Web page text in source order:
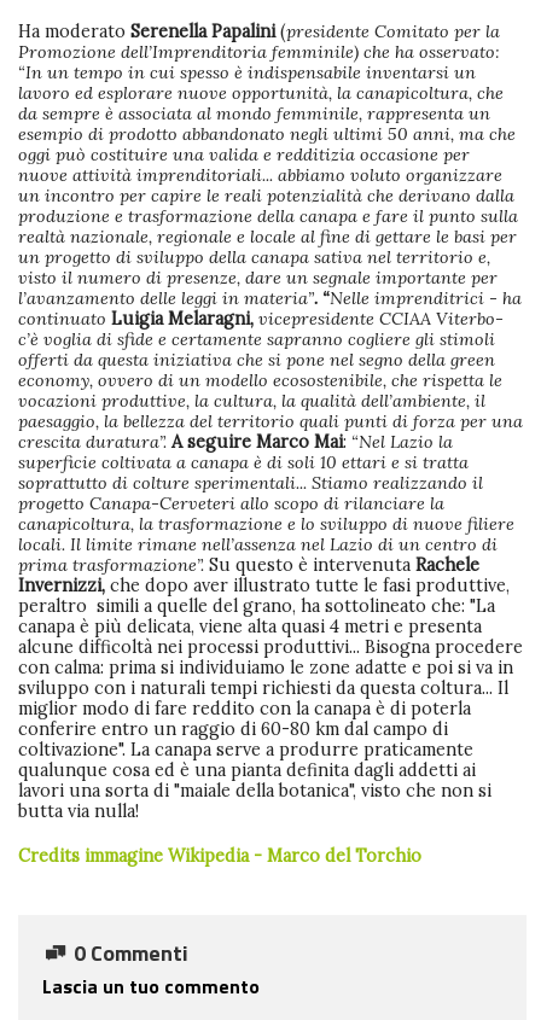
Ha moderato Serenella Papalini(presidente Comitato per la
Promozione dell’Imprenditoria femminile) che ha osservato:
“In un tempo in cui spesso è indispensabile inventarsi un
lavoro ed esplorare nuove opportunità, la canapicoltura, che
da sempre è associata al mondo femminile, rappresenta un
esempio di prodotto abbandonato negli ultimi 50 anni, ma che
oggi può costituire una valida e redditizia occasione per
nuove attività imprenditoriali... abbiamo voluto organizzare
un incontro per capire le reali potenzialità che derivano dalla
produzione e trasformazione della canapa e fare il punto sulla
realtà nazionale, regionale e locale al fine di gettare le basi per
un progetto di sviluppo della canapa sativa nel territorio e,
visto il numero di presenze, dare un segnale importante per
l’avanzamento delle leggi in materia”. “Nelle imprenditrici - ha
continuato Luigia Melaragni, vicepresidente CCIAA Viterbo-
c’è voglia di sfide e certamente sapranno cogliere gli stimoli
offerti da questa iniziativa che si pone nel segno della green
economy, ovvero di un modello ecosostenibile, che rispetta le
vocazioni produttive, la cultura, la qualità dell’ambiente, il
paesaggio, la bellezza del territorio quali punti di forza per una
crescita duratura”. A seguire Marco Mai: “Nel Lazio la
superficie coltivata a canapa è di soli 10 ettari e si tratta
soprattutto di colture sperimentali... Stiamo realizzando il
progetto Canapa-Cerveteri allo scopo di rilanciare la
canapicoltura, la trasformazione e lo sviluppo di nuove filiere
locali. Il limite rimane nell’assenza nel Lazio di un centro di
prima trasformazione”. Su questo è intervenuta Rachele
Invernizzi, che dopo aver illustrato tutte le fasi produttive,
peraltro simili a quelle del grano, ha sottolineato che: "La
canapa è più delicata, viene alta quasi 4 metri e presenta
alcune difficoltà nei processi produttivi... Bisogna procedere
con calma: prima si individuiamo le zone adatte e poi si va in
sviluppo con i naturali tempi richiesti da questa coltura... Il
miglior modo di fare reddito con la canapa è di poterla
conferire entro un raggio di 60-80 km dal campo di
coltivazione". La canapa serve a produrre praticamente
qualunque cosa ed è una pianta definita dagli addetti ai
lavori una sorta di "maiale della botanica", visto che non si
butta via nulla!
Credits immagine Wikipedia - Marco del Torchio
0 Commenti
Lascia un tuo commento